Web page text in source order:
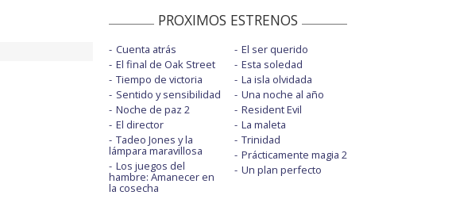
PROXIMOS ESTRENOS
Cuenta atrás
El final de Oak Street
Tiempo de victoria
Sentido y sensibilidad
Noche de paz 2
El director
Tadeo Jones y la
lámpara maravillosa
Los juegos del
hambre: Amanecer en
la cosecha
El ser querido
Esta soledad
La isla olvidada
Una noche al año
Resident Evil
La maleta
Trinidad
Prácticamente magia 2
Un plan perfecto